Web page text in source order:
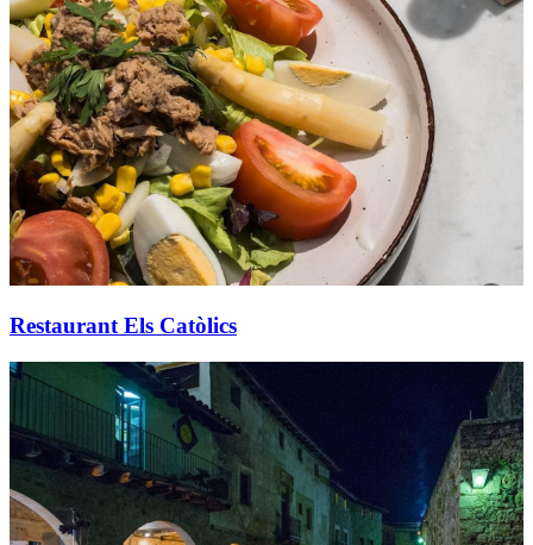
Restaurant Els Catòlics